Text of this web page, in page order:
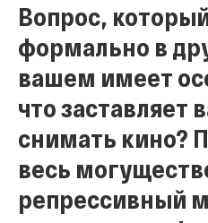
Вопрос,
формально в
вашем имеет
что заставляет
снимать кино?
весь
репрессивный